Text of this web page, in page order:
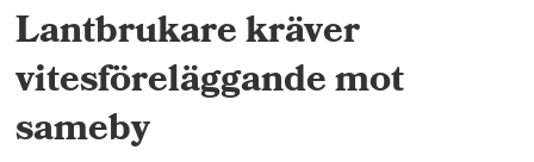
Lantbrukare kräver
vitesföreläggande mot
sameby